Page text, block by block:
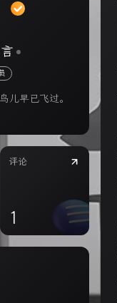
儿早已飞过。
评论
1